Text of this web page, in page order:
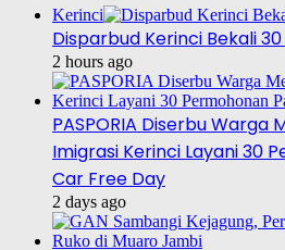
Kerinci
Disparbud Kerinci Bekali
2 hours ago
PASPORIA Diserbu Warga
Imigrasi Kerinci Layani 30
Car Free Day
2 days ago